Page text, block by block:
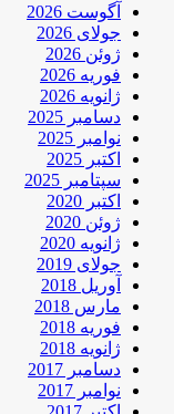
آگوست 2026
جولای 2026
ژوئن 2026
فوریه 2026
ژانویه 2026
دسامبر 2025
نوامبر 2025
اکتبر 2025
سپتامبر 2025
اکتبر 2020
ژوئن 2020
ژانویه 2020
جولای 2019
آوریل 2018
مارس 2018
فوریه 2018
ژانویه 2018
دسامبر 2017
نوامبر 2017